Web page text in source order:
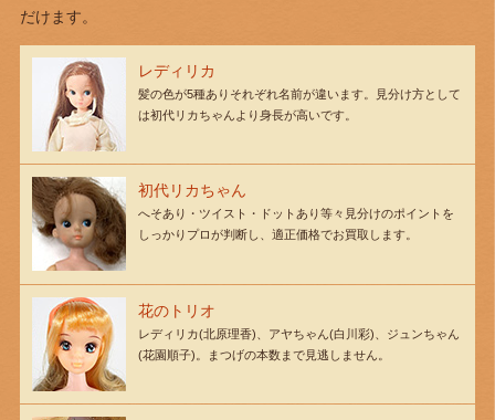
だけます。
レディリカ
髪の色が5種ありそれぞれ名前が違います。見分け方として
は初代リカちゃんより身長が高いです。
初代リカちゃん
へそあり・ツイスト・ドットあり等々見分けのポイントを
しっかりプロが判断し、適正価格でお買取します。
花のトリオ
レディリカ(北原理香)、アヤちゃん(白川彩)、ジュンちゃん
(花園順子)。まつげの本数まで見逃しません。